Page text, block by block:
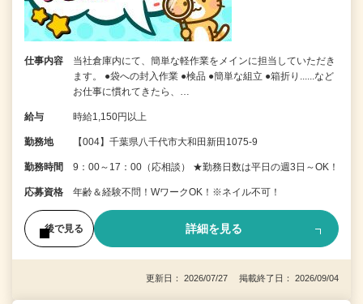
仕事内容
当社倉庫内にて、簡単な軽作業をメインに担当していただき
ます。 ●袋への封入作業 ●検品 ●簡単な組立 ●箱折り......など
お仕事に慣れてきたら、…
給与 時給1,150円以上
勤務地 【004】千葉県八千代市大和田新田1075-9
勤務時間 9：00～17：00（応相談） ★勤務日数は平日の週3日～OK！
応募資格 年齢＆経験不問！WワークOK！※ネイル不可！
後で見る 詳細を見る
更新日： 2026/07/27 掲載終了日： 2026/09/04